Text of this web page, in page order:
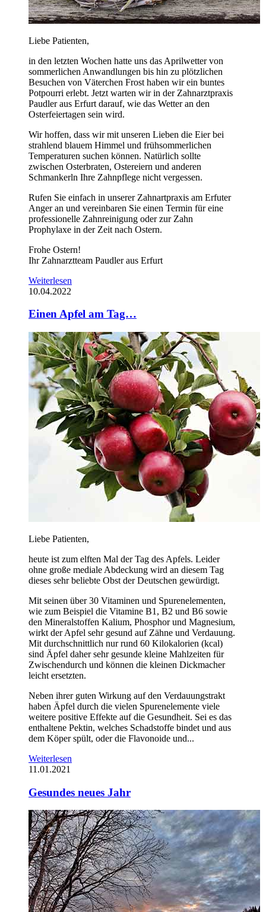
Liebe Patienten,
in den letzten Wochen hatte uns das Aprilwetter von
sommerlichen Anwandlungen bis hin zu plötzlichen
Besuchen von Väterchen Frost haben wir ein buntes
Potpourri erlebt. Jetzt warten wir in der Zahnarztpraxis
Paudler aus Erfurt darauf, wie das Wetter an den
Osterfeiertagen sein wird.
Wir hoffen, dass wir mit unseren Lieben die Eier bei
strahlend blauem Himmel und frühsommerlichen
Temperaturen suchen können. Natürlich sollte
zwischen Osterbraten, Ostereiern und anderen
Schmankerln Ihre Zahnpflege nicht vergessen.
Rufen Sie einfach in unserer Zahnartpraxis am Erfuter
Anger an und vereinbaren Sie einen Termin für eine
professionelle Zahnreinigung oder zur Zahn
Prophylaxe in der Zeit nach Ostern.
Frohe Ostern!
Ihr Zahnarztteam Paudler aus Erfurt
Weiterlesen
10.04.2022
Einen Apfel am Tag…
Liebe Patienten,
heute ist zum elften Mal der Tag des Apfels. Leider
ohne große mediale Abdeckung wird an diesem Tag
dieses sehr beliebte Obst der Deutschen gewürdigt.
Mit seinen über 30 Vitaminen und Spurenelementen,
wie zum Beispiel die Vitamine B1, B2 und B6 sowie
den Mineralstoffen Kalium, Phosphor und Magnesium,
wirkt der Apfel sehr gesund auf Zähne und Verdauung.
Mit durchschnittlich nur rund 60 Kilokalorien (kcal)
sind Äpfel daher sehr gesunde kleine Mahlzeiten für
Zwischendurch und können die kleinen Dickmacher
leicht ersetzten.
Neben ihrer guten Wirkung auf den Verdauungstrakt
haben Äpfel durch die vielen Spurenelemente viele
weitere positive Effekte auf die Gesundheit. Sei es das
enthaltene Pektin, welches Schadstoffe bindet und aus
dem Köper spült, oder die Flavonoide und...
Weiterlesen
11.01.2021
Gesundes neues Jahr